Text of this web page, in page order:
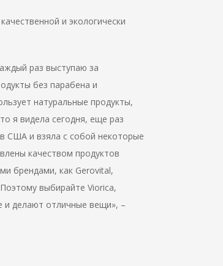
и экологически
раз выступаю за
без парабена и
натуральные продукты,
я видела сегодня, еще раз
США и взяла с собой некоторые
качеством продуктов
брендами, как Gerovital,
выбирайте Viorica,
и делают отличные вещи», –